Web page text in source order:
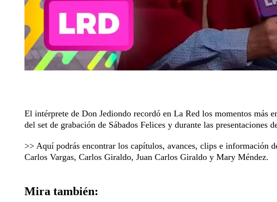
El intérprete de Don Jediondo recordó en La Red los momentos más
del set de grabación de Sábados Felices y durante las presentaciones
>> Aquí podrás encontrar los capítulos, avances, clips e información
Carlos Vargas, Carlos Giraldo, Juan Carlos Giraldo y Mary Méndez.
Mira también: